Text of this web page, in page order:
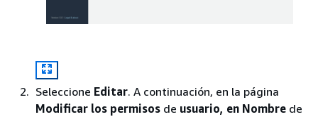
Seleccione Editar. A continuación, en la página
Modificar los permisos de usuario, en Nombre de